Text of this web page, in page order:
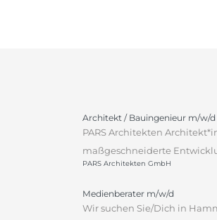
Architekt / Bauingenieur m/w/d
PARS Architekten
maßgeschneiderte
PARS Architekten GmbH
Medienberater m/w/d
Wir suchen Sie/Dich in